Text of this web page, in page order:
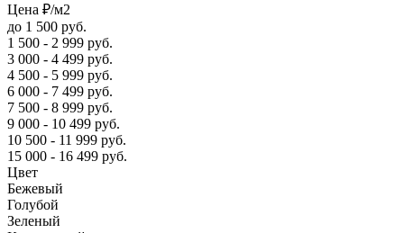
Цена ₽/м2
до 1 500 руб.
1 500 - 2 999 руб.
3 000 - 4 499 руб.
4 500 - 5 999 руб.
6 000 - 7 499 руб.
7 500 - 8 999 руб.
9 000 - 10 499 руб.
10 500 - 11 999 руб.
15 000 - 16 499 руб.
Цвет
Бежевый
Голубой
Зеленый